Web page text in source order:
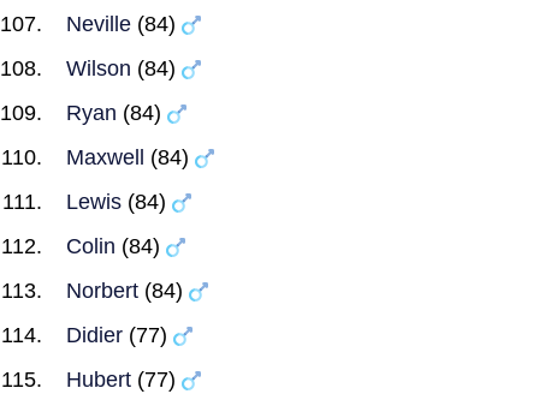
Neville (84)
Wilson (84)
Ryan (84)
Maxwell
(84)
Lewis (84)
Colin (84)
Norbert (84)
Didier (77)
Hubert (77)